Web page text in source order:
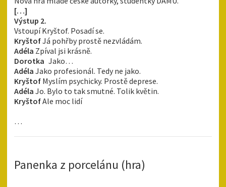
[…]
Výstup 2.
Vstoupí Kryštof. Posadí se.
KryštofJá pohřby prostě nezvládám.
Adéla Zpíval jsi krásně.
Dorotka Jako…
Adéla Jako profesionál. Tedy ne jako.
Kryštof Myslím psychicky. Prostě deprese.
Adéla Jo. Bylo to tak smutné. Tolik květin.
KryštofAle moc lidí
…
Panenka z porcelánu (hra)